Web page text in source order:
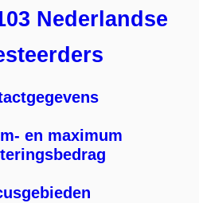
Nederlandse
en maximum